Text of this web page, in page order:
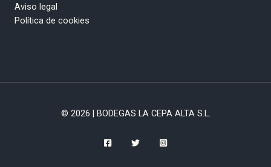
Aviso legal
Política de cookies
© 2026 | BODEGAS LA CEPA ALTA S.L.